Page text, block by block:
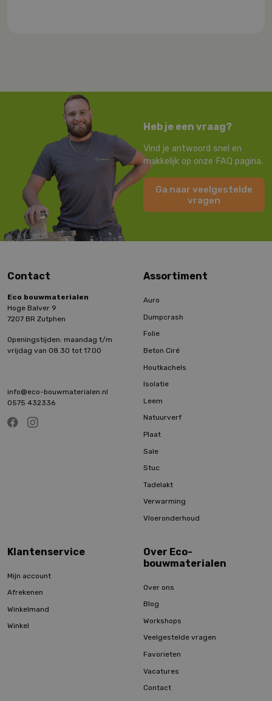
Heb je een vraag?
Vind je antwoord snel en
makkelijk op onze FAQ pagina.
Ga naar veelgestelde
vragen
Contact
Eco bouwmaterialen
Hoge Balver 9
7207 BR Zutphen
Openingstijden: maandag t/m
vrijdag van 08.30 tot 17.00
info@eco-bouwmaterialen.nl
0575 432336
Assortiment
Auro
Dumpcrash
Folie
Beton Ciré
Houtkachels
Isolatie
Leem
Natuurverf
Plaat
Sale
Stuc
Tadelakt
Verwarming
Vloeronderhoud
Klantenservice
Mijn account
Afrekenen
Winkelmand
Winkel
Over Eco-
bouwmaterialen
Over ons
Blog
Workshops
Veelgestelde vragen
Favorieten
Vacatures
Contact